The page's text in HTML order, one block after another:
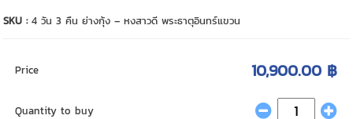
SKU :4 วัน 3 คืน ย่างกุ้ง – หงสาวดี พระธาตุอินทร์แขวน
Price 10,900.00 ฿
Quantity to buy